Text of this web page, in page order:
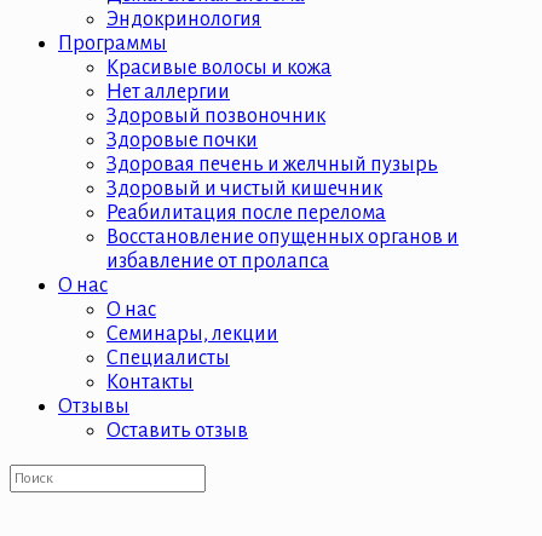
Эндокринология
Программы
Красивые волосы и кожа
Нет аллергии
Здоровый позвоночник
Здоровые почки
Здоровая печень и желчный пузырь
Здоровый и чистый кишечник
Реабилитация после перелома
Восстановление опущенных органов и
избавление от пролапса
О нас
О нас
Семинары, лекции
Специалисты
Контакты
Отзывы
Оставить отзыв